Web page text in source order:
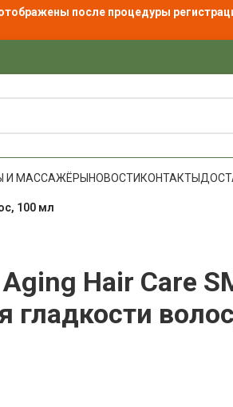
после процедуры
И МАССАЖЁРЫНОВОСТИКОНТАКТЫ
100 мл
Hair Care
гладкости